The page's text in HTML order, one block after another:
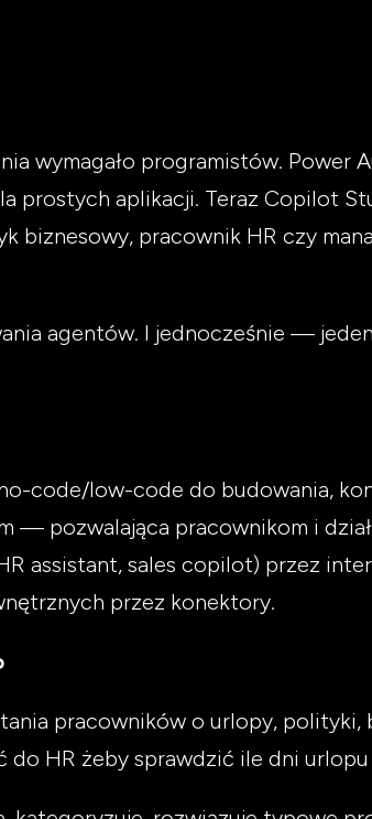
wymagało programistów. Power
prostych aplikacji. Teraz Copilot
pracownik HR czy
agentów. I jednocześnie —
code/low-code do budowania,
— pozwalająca pracownikom i
assistant, sales copilot) przez
przez konektory.
pracowników o urlopy,
do HR żeby sprawdzić ile dni